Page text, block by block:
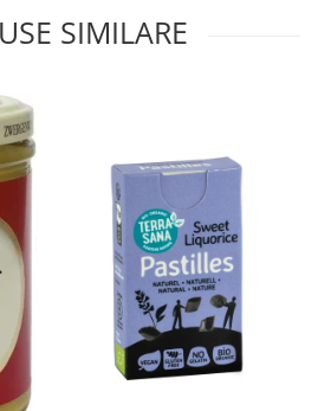
SIMILARE